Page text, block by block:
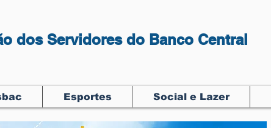
dos Servidores do Banco Central
Esportes Social e Lazer